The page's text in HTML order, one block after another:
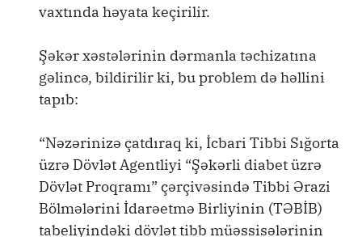
vaxtında həyata keçirilir.
Şəkər xəstələrinin dərmanla təchizatına
gəlincə, bildirilir ki, bu problem də həllini
tapıb:
“Nəzərinizə çatdıraq ki, İcbari Tibbi Sığorta
üzrə Dövlət Agentliyi “Şəkərli diabet üzrə
Dövlət Proqramı” çərçivəsində Tibbi Ərazi
Bölmələrini İdarəetmə Birliyinin (TƏBİB)
tabeliyindəki dövlət tibb müəssisələrinin